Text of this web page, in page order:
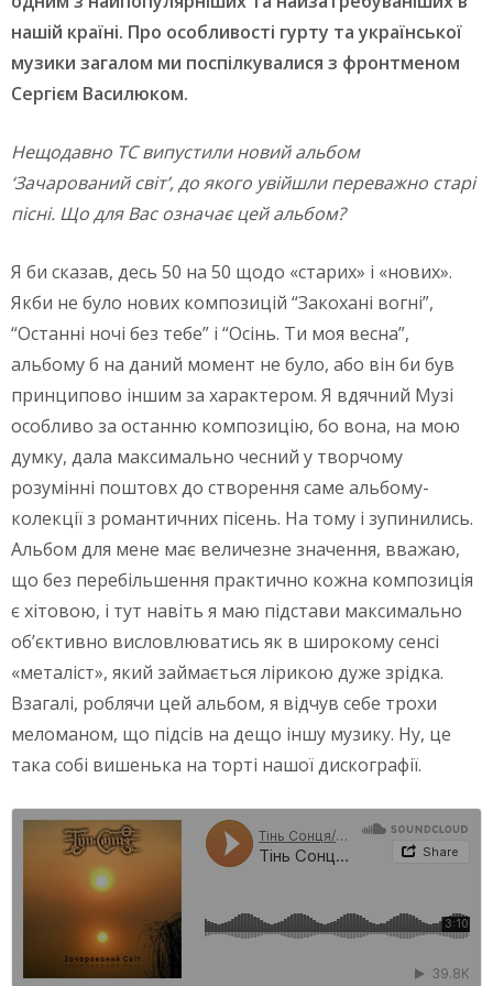
нашій країні. Про особливості гурту та української
музики загалом ми поспілкувалися з фронтменом
Сергієм Василюком.
Нещодавно ТС випустили новий альбом
‘Зачарований світ’, до якого увійшли переважно старі
пісні. Що для Вас означає цей альбом?
Я би сказав, десь 50 на 50 щодо «старих» і «нових».
Якби не було нових композицій “Закохані вогні”,
“Останні ночі без тебе” і “Осінь. Ти моя весна”,
альбому б на даний момент не було, або він би був
принципово іншим за характером. Я вдячний Музі
особливо за останню композицію, бо вона, на мою
думку, дала максимально чесний у творчому
розумінні поштовх до створення саме альбому-
колекції з романтичних пісень. На тому і зупинились.
Альбом для мене має величезне значення, вважаю,
що без перебільшення практично кожна композиція
є хітовою, і тут навіть я маю підстави максимально
об’єктивно висловлюватись як в широкому сенсі
«металіст», який займається лірикою дуже зрідка.
Взагалі, роблячи цей альбом, я відчув себе трохи
меломаном, що підсів на дещо іншу музику. Ну, це
така собі вишенька на торті нашої дискографії.